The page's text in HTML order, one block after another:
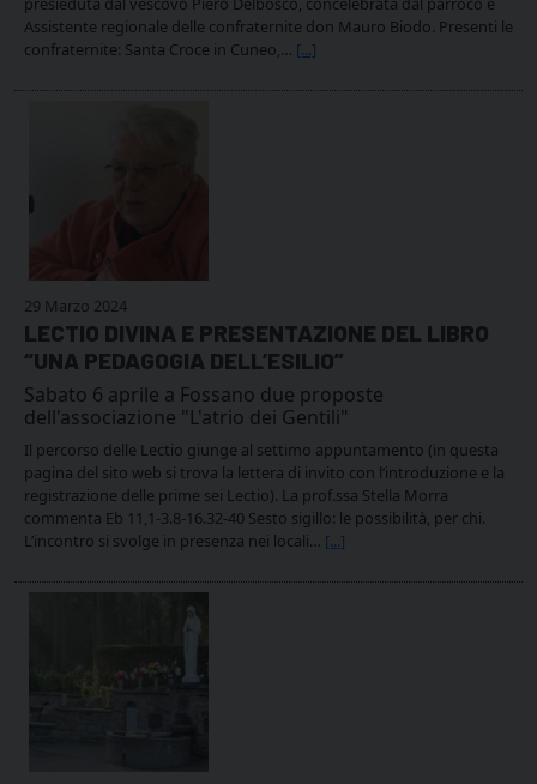
Assistente regionale delle confraternite don Mauro Biodo. Presenti le
confraternite: Santa Croce in Cuneo,… [...]
29 Marzo 2024
LECTIO DIVINA E PRESENTAZIONE DEL LIBRO
“UNA PEDAGOGIA DELL’ESILIO”
Sabato 6 aprile a Fossano due proposte
dell'associazione "L'atrio dei Gentili"
Il percorso delle Lectio giunge al settimo appuntamento (in questa
pagina del sito web si trova la lettera di invito con l’introduzione e la
registrazione delle prime sei Lectio). La prof.ssa Stella Morra
commenta Eb 11,1-3.8-16.32-40 Sesto sigillo: le possibilità, per chi.
L’incontro si svolge in presenza nei locali… [...]